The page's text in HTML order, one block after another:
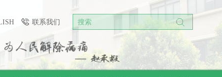
联系我们 搜索